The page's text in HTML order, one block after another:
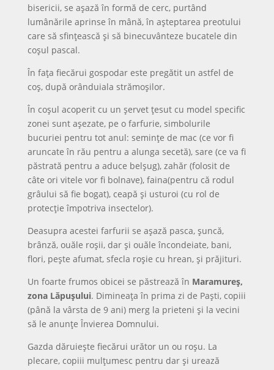
bisericii, se aşază în formă de cerc, purtând
lumânările aprinse în mână, în aşteptarea preotului
care să sfinţească şi să binecuvânteze bucatele din
coşul pascal.
În faţa fiecărui gospodar este pregătit un astfel de
coş, după orânduiala strămoşilor.
În coşul acoperit cu un şervet ţesut cu model specific
zonei sunt aşezate, pe o farfurie, simbolurile
bucuriei pentru tot anul: seminţe de mac (ce vor fi
aruncate în rău pentru a alunga secetă), sare (ce va fi
păstrată pentru a aduce belşug), zahăr (folosit de
câte ori vitele vor fi bolnave), faina(pentru că rodul
grâului să fie bogat), ceapă şi usturoi (cu rol de
protecţie împotriva insectelor).
Deasupra acestei farfurii se aşază pasca, şuncă,
brânză, ouăle roşii, dar şi ouăle încondeiate, bani,
flori, peşte afumat, sfecla roşie cu hrean, şi prăjituri.
Un foarte frumos obicei se păstrează în Maramureş,
zona Lăpuşului. Dimineaţa în prima zi de Paşti, copiii
(până la vârsta de 9 ani) merg la prieteni şi la vecini
să le anunţe Învierea Domnului.
Gazda dăruieşte fiecărui urător un ou roşu. La
plecare, copiii mulţumesc pentru dar şi urează